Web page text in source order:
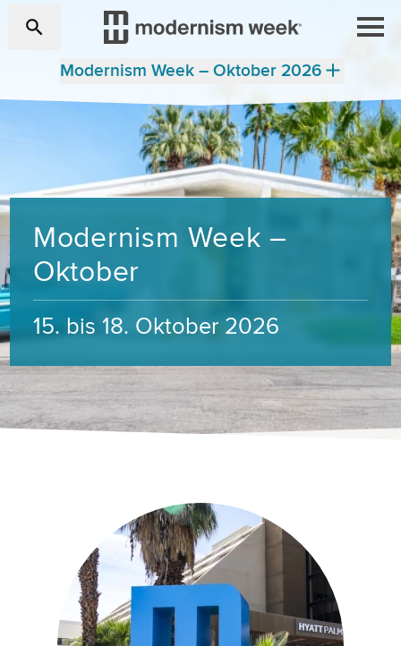
Modernism Week – Oktober 2026
Modernism Week –
Oktober
15. bis 18. Oktober 2026